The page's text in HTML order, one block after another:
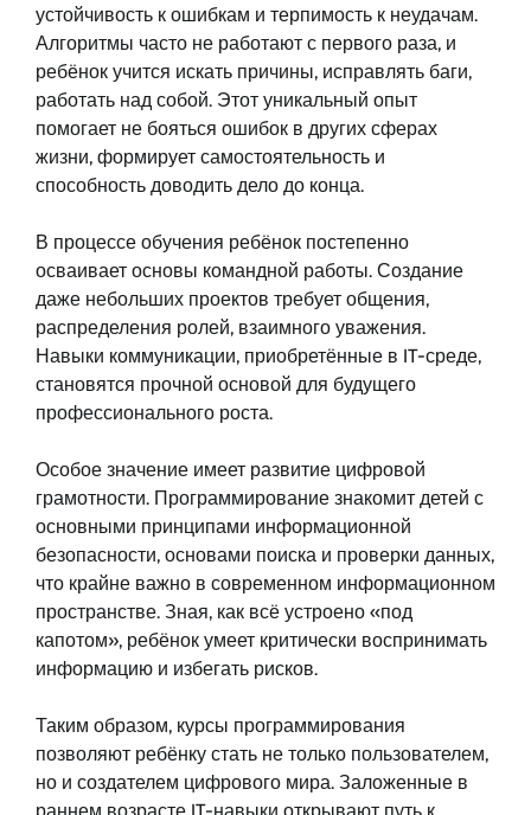
устойчивость к ошибкам и терпимость к неудачам.
Алгоритмы часто не работают с первого раза, и
ребёнок учится искать причины, исправлять баги,
работать над собой. Этот уникальный опыт
помогает не бояться ошибок в других сферах
жизни, формирует самостоятельность и
способность доводить дело до конца.
В процессе обучения ребёнок постепенно
осваивает основы командной работы. Создание
даже небольших проектов требует общения,
распределения ролей, взаимного уважения.
Навыки коммуникации, приобретённые в IT-среде,
становятся прочной основой для будущего
профессионального роста.
Особое значение имеет развитие цифровой
грамотности. Программирование знакомит детей с
основными принципами информационной
безопасности, основами поиска и проверки данных,
что крайне важно в современном информационном
пространстве. Зная, как всё устроено «под
капотом», ребёнок умеет критически воспринимать
информацию и избегать рисков.
Таким образом, курсы программирования
позволяют ребёнку стать не только пользователем,
но и создателем цифрового мира. Заложенные в